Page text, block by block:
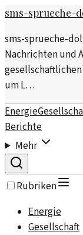
sms-sprueche-
sms-sprueche-
Nachrichten und
um L…
Energie
Berichte
Mehr
Rubriken
Energie
Gesellschaft